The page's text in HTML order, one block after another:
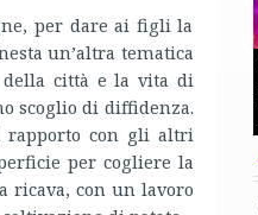
per dare ai figli la
un’altra tematica
della città e la vita di
scoglio di diffidenza.
rapporto con gli altri
per cogliere la
ricava, con un lavoro